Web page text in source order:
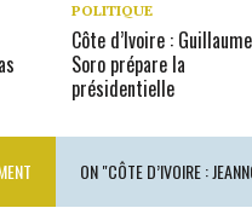
POLITIQUE
Côte d’Ivoire : Guillaume
Soro prépare la
présidentielle
ON "CÔTE D’IVOIRE :